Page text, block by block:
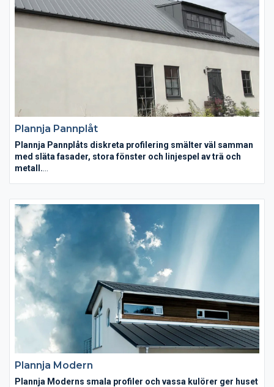
Plannja Pannplåt
Plannja Pannplåts diskreta profilering smälter väl samman
med släta fasader, stora fönster och linjespel av trä och
metall.
på näthinnan brukar vara ett tak av Plannja Pannplåt. Just nu
upplever vår Pannplåt en renässans. Dels för att den ofta
rekommenderas inom restaureringar och byggnadsvård, dels
för att den harmonierar med den populära funkisstilen. Plannja
Pannplåts diskreta profilering smälter väl samman med släta
fasader, stora fönster och linjespel av trä och metall.
Byggnaden får såväl ett långlivat skydd som ett klassiskt
uttryck under många, många år.
Plannja Modern
Plannja Moderns smala profiler och vassa kulörer ger huset